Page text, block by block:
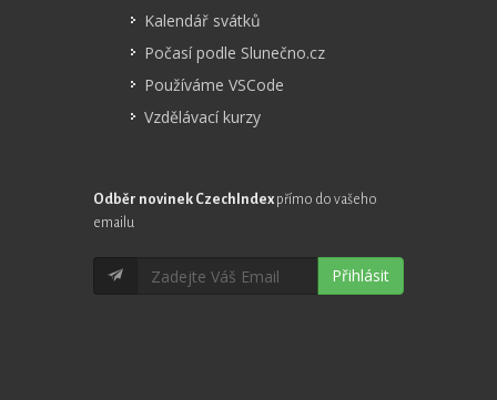
Kalendář svátků
Počasí podle Slunečno.cz
Používáme VSCode
Vzdělávací kurzy
Odběr novinek CzechIndex přímo do vašeho
emailu
Přihlásit